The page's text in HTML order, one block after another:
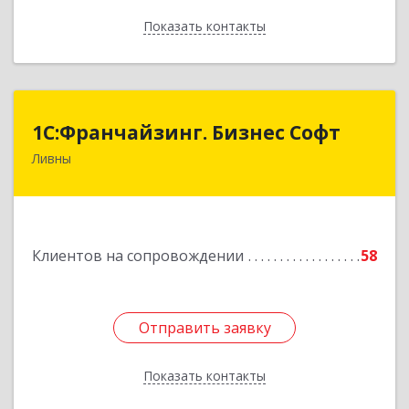
Показать контакты
Назад
1C:Франчайзинг. Бизнес Софт
Ливны
Клиентов на сопровождении 58
Отправить заявку
Показать контакты
1C:Франчайзинг. Бизнес Софт
303851, Орловская обл, Ливны г, Гайдара ул,
Отправить заявку
Назад